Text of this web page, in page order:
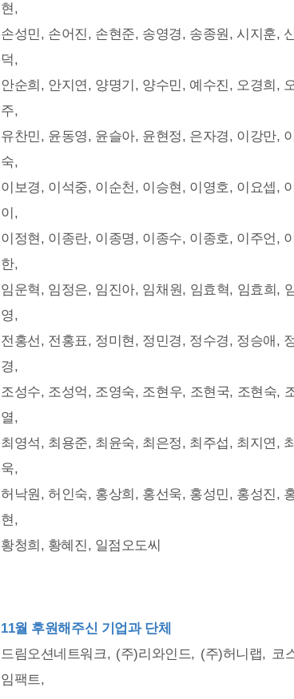
현,
손성민, 손어진, 손현준, 송영경, 송종원, 시지훈,
덕,
안순희, 안지연, 양명기, 양수민, 예수진, 오경희,
주,
유찬민, 윤동영, 윤슬아, 윤현정, 은자경, 이강만,
숙,
이보경, 이석중, 이순천, 이승현, 이영호, 이요셉,
이,
이정현, 이종란, 이종명, 이종수, 이종호, 이주언,
한,
임운혁, 임정은, 임진아, 임채원, 임효혁, 임효희,
영,
전홍선, 전홍표, 정미현, 정민경, 정수경, 정승애,
경,
조성수, 조성억, 조영숙, 조현우, 조현국, 조현숙,
열,
최영석, 최용준, 최윤숙, 최은정, 최주섭, 최지연,
욱,
허낙원, 허인숙, 홍상희, 홍선욱, 홍성민, 홍성진,
현,
황청희, 황혜진, 일점오도씨
11월 후원해주신 기업과 단체
드림오션네트워크, (주)리와인드, (주)허니랩, 코
임팩트,